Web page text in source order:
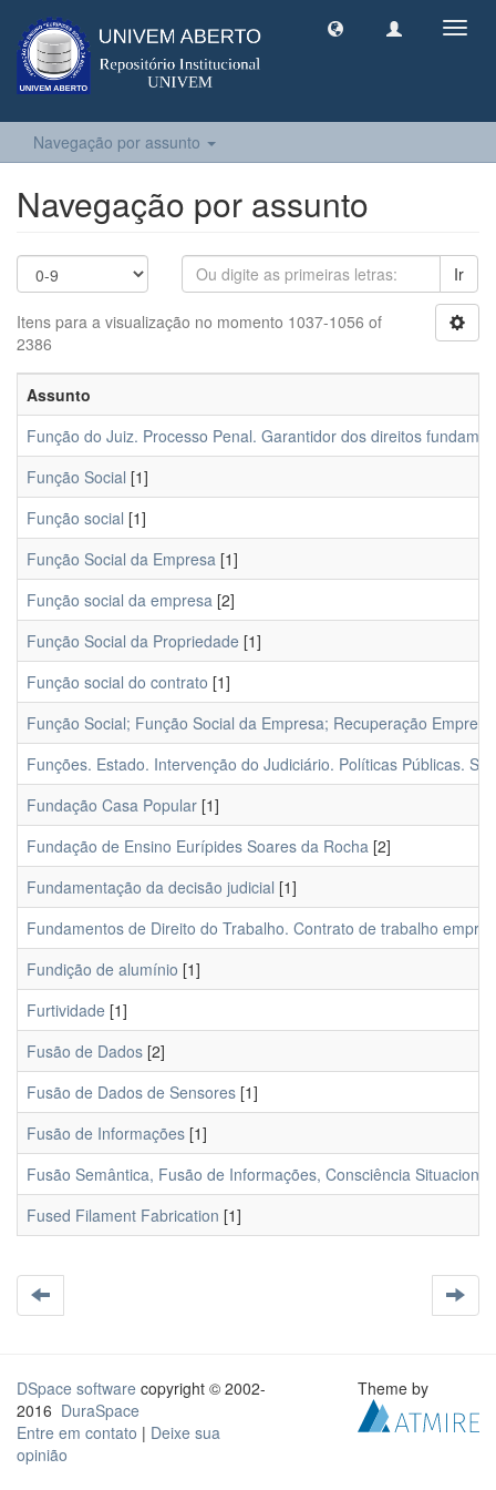
Navegação por assunto
Navegação por assunto
Ir
Itens para a visualização no momento 1037-1056 of
2386
Assunto
Função do Juiz. Processo Penal. Garantidor dos direitos
Função Social [1]
Função social [1]
Função Social da Empresa [1]
Função social da empresa [2]
Função Social da Propriedade [1]
Função social do contrato [1]
Função Social; Função Social da Empresa; Recuperação
Funções. Estado. Intervenção do Judiciário. Políticas Públicas.
Fundação Casa Popular [1]
Fundação de Ensino Eurípides Soares da Rocha [2]
Fundamentação da decisão judicial [1]
Fundamentos de Direito do Trabalho. Contrato de trabalho
Fundição de alumínio [1]
Furtividade [1]
Fusão de Dados [2]
Fusão de Dados de Sensores [1]
Fusão de Informações [1]
Fusão Semântica, Fusão de Informações, Consciência
Fused Filament Fabrication [1]
DSpace software copyright © 2002-
2016 DuraSpace
Entre em contato | Deixe sua
opinião
Theme by